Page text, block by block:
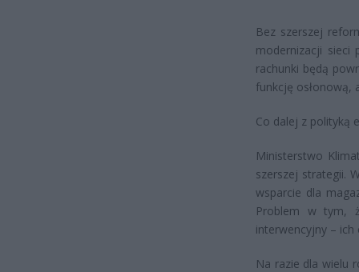
Bez szerszej
modernizacji sieci
rachunki będą
funkcję osłonową,
Co dalej z polityką
Ministerstwo
szerszej strategii.
wsparcie dla
Problem w tym,
interwencyjny –
Na razie dla wielu